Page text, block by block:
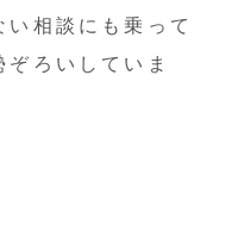
相談にも乗って
ろいしていま